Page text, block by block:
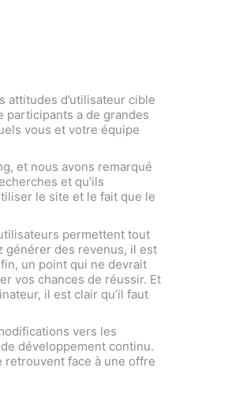
attitudes d’utilisateur cible
participants a de grandes
vous et votre équipe
et nous avons remarqué
et qu’ils
le site et le fait que le
permettent tout
générer des revenus, il est
un point qui ne devrait
vos chances de réussir. Et
il est clair qu’il faut
vers les
développement continu.
retrouvent face à une offre